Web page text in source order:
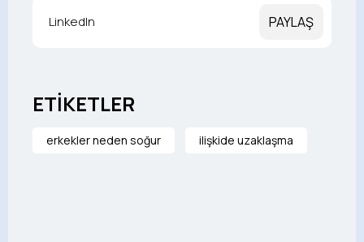
LinkedIn PAYLAŞ
ETİKETLER
erkekler neden soğur ilişkide uzaklaşma